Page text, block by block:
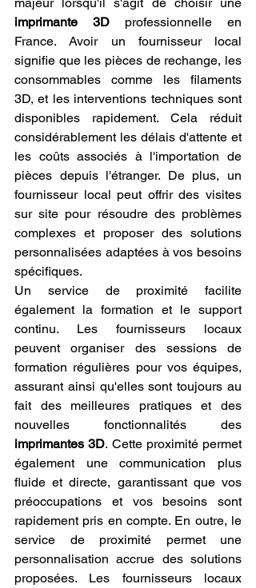
imprimante 3D professionnelle en
France. Avoir un fournisseur local
signifie que les pièces de rechange, les
consommables comme les filaments
3D, et les interventions techniques sont
disponibles rapidement. Cela réduit
considérablement les délais d'attente et
les coûts associés à l'importation de
pièces depuis l'étranger. De plus, un
fournisseur local peut offrir des visites
sur site pour résoudre des problèmes
complexes et proposer des solutions
personnalisées adaptées à vos besoins
spécifiques.
Un service de proximité facilite
également la formation et le support
continu. Les fournisseurs locaux
peuvent organiser des sessions de
formation régulières pour vos équipes,
assurant ainsi qu'elles sont toujours au
fait des meilleures pratiques et des
imprimantes 3D. Cette proximité permet
également une communication plus
fluide et directe, garantissant que vos
préoccupations et vos besoins sont
rapidement pris en compte. En outre, le
service de proximité permet une
personnalisation accrue des solutions
proposées. Les fournisseurs locaux